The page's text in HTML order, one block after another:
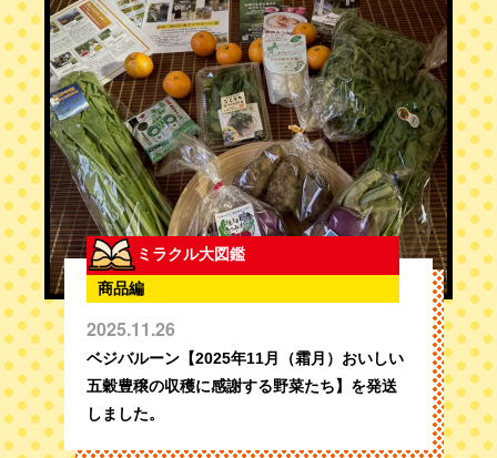
ミラクル大図鑑
商品編
2025.11.26
ベジバルーン【2025年11月（霜月）おいしい
五穀豊穣の収穫に感謝する野菜たち】を発送
しました。